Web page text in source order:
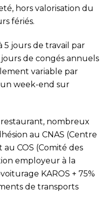
hors valorisation du
fériés.
5 jours de travail par
de congés annuels
variable par
week-end sur
restaurant, nombreux
au CNAS (Centre
au COS (Comité des
employeur à la
KAROS + 75%
de transports